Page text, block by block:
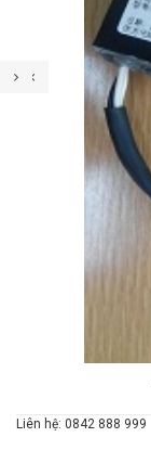
Liên hệ: 0842 888 999